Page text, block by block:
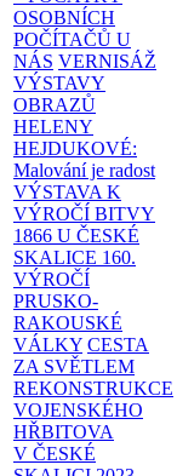
OSOBNÍCH
POČÍTAČŮ U
NÁS VERNISÁŽ
VÝSTAVY
OBRAZŮ
HELENY
HEJDUKOVÉ:
Malování je radost
VÝSTAVA K
VÝROČÍ BITVY
1866 U ČESKÉ
SKALICE 160.
VÝROČÍ
PRUSKO-
RAKOUSKÉ
VÁLKY CESTA
ZA SVĚTLEM
REKONSTRUKCE
VOJENSKÉHO
HŘBITOVA
V ČESKÉ